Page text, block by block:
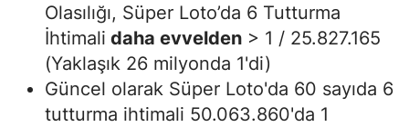
Olasılığı, Süper Loto’da 6 Tutturma
İhtimali daha evvelden > 1 / 25.827.165
(Yaklaşık 26 milyonda 1'di)
Güncel olarak Süper Loto'da 60 sayıda 6
tutturma ihtimali 50.063.860'da 1